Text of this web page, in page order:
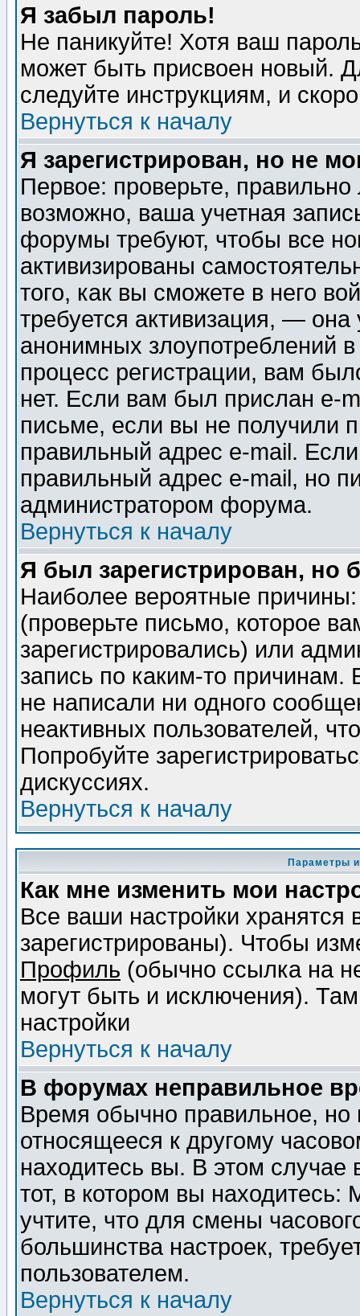
Я забыл пароль!
Не паникуйте! Хотя ваш
может быть присвоен новый.
следуйте инструкциям, и
Вернуться к началу
Я зарегистрирован, но не
Первое: проверьте,
возможно, ваша учетная
форумы требуют, чтобы все
активизированы
того, как вы сможете в него
требуется активизация, —
анонимных злоупотреблений
процесс регистрации, вам
нет. Если вам был прислан e-
письме, если вы не получили
правильный адрес e-mail.
правильный адрес e-mail, но
администратором форума.
Вернуться к началу
Я был зарегистрирован, но
Наиболее вероятные
(проверьте письмо, которое
зарегистрировались) или
запись по каким-то
не написали ни одного
неактивных пользователей,
Попробуйте
дискуссиях.
Вернуться к началу
Параметры
Как мне изменить мои
Все ваши настройки
зарегистрированы). Чтобы
Профиль (обычно ссылка на
могут быть и исключения).
настройки
Вернуться к началу
В форумах неправильное
Время обычно правильное,
относящееся к другому
находитесь вы. В этом
тот, в котором вы
учтите, что для смены
большинства настроек,
пользователем.
Вернуться к началу